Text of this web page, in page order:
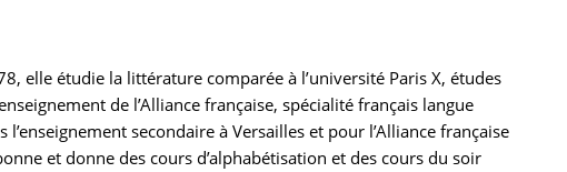
elle étudie la littérature comparée à l’université Paris X, études
de l’Alliance française, spécialité français langue
secondaire à Versailles et pour l’Alliance française
et donne des cours d’alphabétisation et des cours du soir